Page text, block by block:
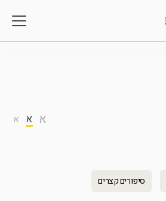
א א א
סיפורים קצרים